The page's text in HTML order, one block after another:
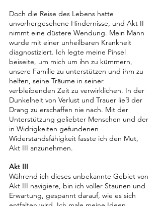
Doch die Reise des Lebens hatte
unvorhergesehene Hindernisse, und Akt II
nimmt eine düstere Wendung. Mein Mann
wurde mit einer unheilbaren Krankheit
diagnostiziert. Ich legte meine Pinsel
beiseite, um mich um ihn zu kümmern,
unsere Familie zu unterstützen und ihm zu
helfen, seine Träume in seiner
verbleibenden Zeit zu verwirklichen. In der
Dunkelheit von Verlust und Trauer ließ der
Drang zu erschaffen nie nach. Mit der
Unterstützung geliebter Menschen und der
in Widrigkeiten gefundenen
Widerstandsfähigkeit fasste ich den Mut,
Akt III anzunehmen.
Akt III
Während ich dieses unbekannte Gebiet von
Akt III navigiere, bin ich voller Staunen und
Erwartung, gespannt darauf, wie es sich